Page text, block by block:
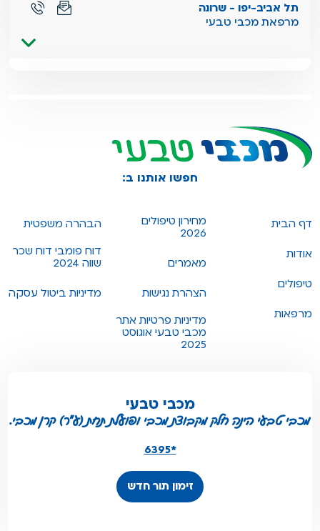
תל אביב-יפו - שרונה
מרפאת מכבי טבעי
חפשו אותנו ב:
דף הבית
אודות
טיפולים
מרפאות
מחירון טיפולים
2026
מאמרים
הצהרת נגישות
מדיניות פרטיות אתר
מכבי טבעי אוגוסט
2025
הבהרה משפטית
דוח פומבי דוח שכר
שווה 2024
מדיניות ביטול עסקה
מכבי טבעי
מכבי טבעי הינה חלק מקבוצת מכבי ופועלת תחת (ע"ר) קרן מכבי.
*6395
זימון תור חדש